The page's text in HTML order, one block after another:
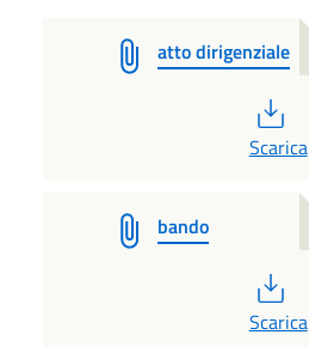
atto dirigenziale
PDF
Scarica
bando
PDF
Scarica